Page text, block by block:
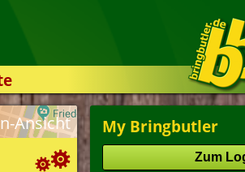
My Bringbutler
Ansicht